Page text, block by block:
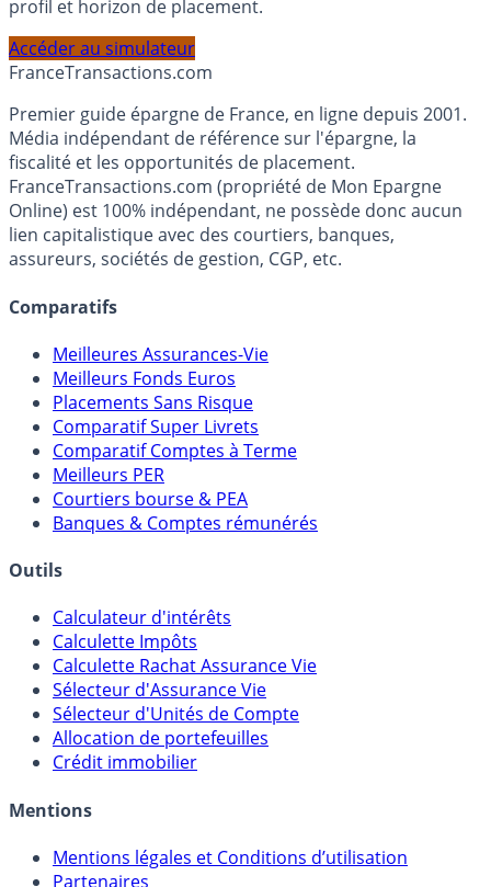
profil et horizon de placement.
FranceTransactions.com
Premier guide épargne de France, en ligne depuis 2001.
Média indépendant de référence sur l'épargne, la
fiscalité et les opportunités de placement.
FranceTransactions.com (propriété de Mon Epargne
Online) est 100% indépendant, ne possède donc aucun
assureurs, sociétés de gestion, CGP, etc.
Comparatifs
Meilleures Assurances-Vie
Meilleurs Fonds Euros
Placements Sans Risque
Comparatif Super Livrets
Comparatif Comptes à Terme
Meilleurs PER
Banques & Comptes rémunérés
Outils
Calculateur d'intérêts
Calculette Impôts
Calculette Rachat Assurance Vie
Sélecteur d'Assurance Vie
Sélecteur d'Unités de Compte
Crédit immobilier
Mentions